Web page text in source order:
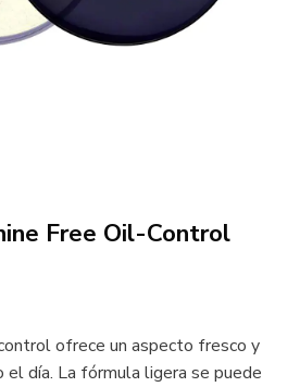
Free Oil-Control
ofrece un aspecto fresco y
día. La fórmula ligera se puede